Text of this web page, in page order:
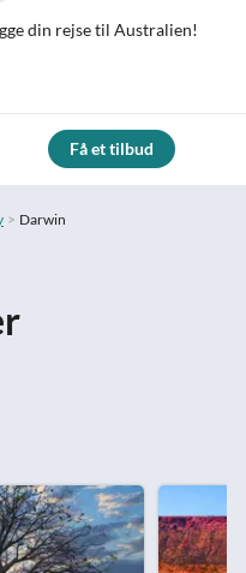
din rejse til Australien!
Få et tilbud
Darwin